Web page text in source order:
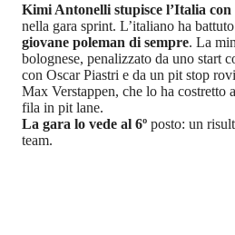
Kimi Antonelli stupisce l’Italia
nella gara sprint. L’italiano ha
giovane poleman di sempre. La
bolognese, penalizzato da uno start
con Oscar Piastri e da un pit stop
Max Verstappen, che lo ha costretto
fila in pit lane.
La gara lo vede al 6º posto: un
team.